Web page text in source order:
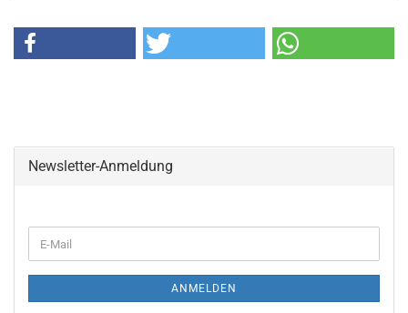
Newsletter-Anmeldung
ZUR
E-
Mail
ANMELDEN